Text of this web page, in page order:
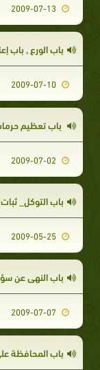
باب الورع , باب
باب تعظيم
باب التوكل_
باب النهي عن
باب المحافظة على